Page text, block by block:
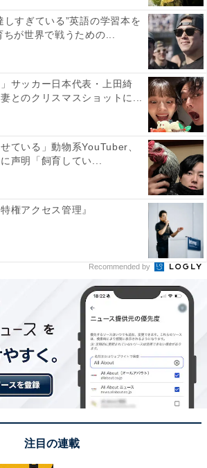
しすぎている”英語の学習本を
ちが世界で戦うための...
」サッカー日本代表・上田綺
とのクリスマスショットに...
ている」動物系YouTuber、
声明「飼育してい...
権アクセス管理』
Recommended by
注目の連載